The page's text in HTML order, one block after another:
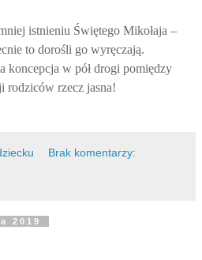
istnieniu Świętego Mikołaja –
to dorośli go wyręczają.
koncepcja w pół drogi pomiędzy
rodziców rzecz jasna!
Brak komentarzy:
2019